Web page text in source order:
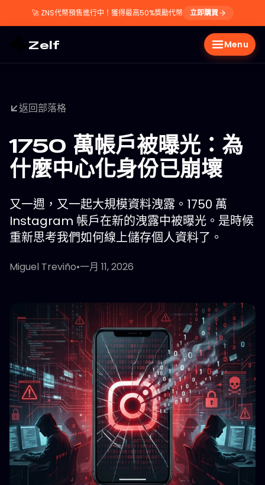
🚀 ZNS代幣預售進行中！獲得最高50%獎勵代幣 立即購買
Zelf Menu
返回部落格
1750 萬帳戶被曝光：為
什麼中心化身份已崩壞
又一週，又一起大規模資料洩露。1750 萬
Instagram 帳戶在新的洩露中被曝光。是時候
重新思考我們如何線上儲存個人資料了。
Miguel Treviño•一月 11, 2026